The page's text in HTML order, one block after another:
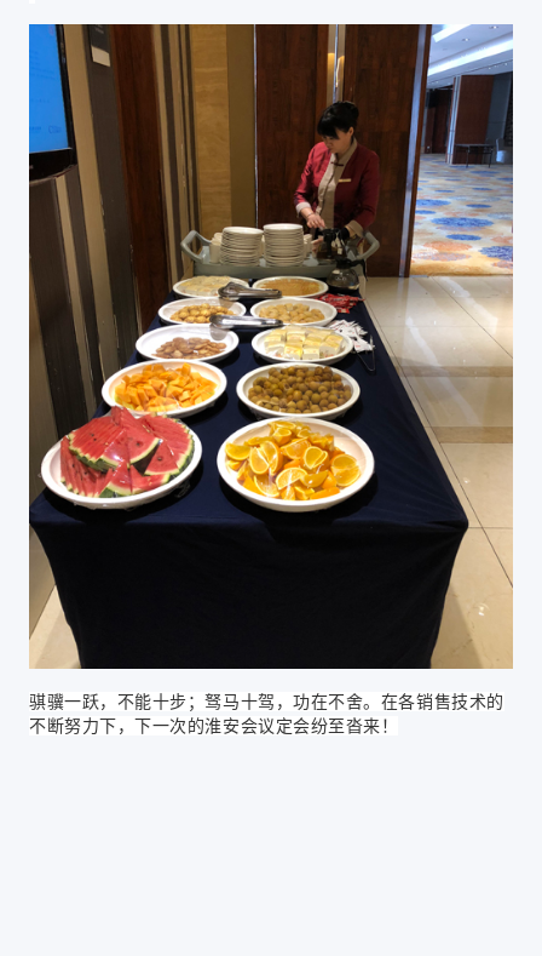
骐骥一跃，不能十步；驽马十驾，功在不舍。在各销售技术的
不断努力下，下一次的淮安会议定会纷至沓来！